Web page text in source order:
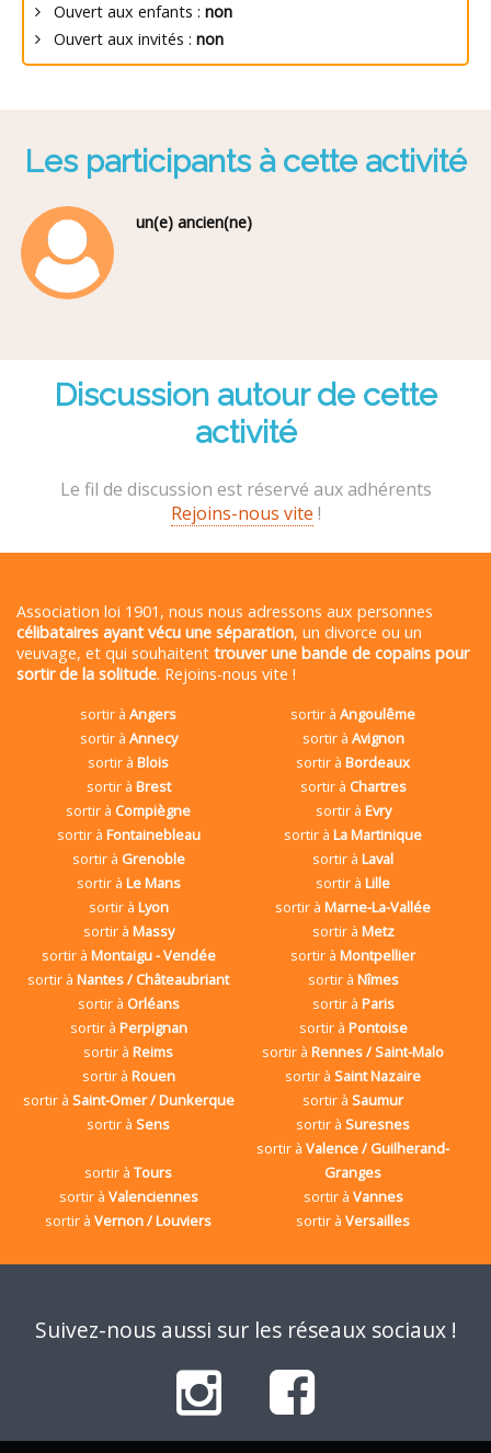
Ouvert aux enfants : non
Ouvert aux invités : non
Les participants à cette activité
un(e) ancien(ne)
Discussion autour de cette
activité
Le fil de discussion est réservé aux adhérents
Rejoins-nous vite !
Association loi 1901, nous nous adressons aux personnes
célibataires ayant vécu une séparation, un divorce ou un
veuvage, et qui souhaitent trouver une bande de copains pour
sortir de la solitude. Rejoins-nous vite !
sortir àAngers sortir àAngoulême
sortir à Annecy sortir à Avignon
sortir àBlois sortir àBordeaux
sortir à Brest sortir à Chartres
sortir à Compiègne sortir à Evry
sortir à Fontainebleau sortir àLa Martinique
sortir à Grenoble sortir àLaval
sortir à Le Mans sortir àLille
sortir à Lyon sortir àMarne-La-Vallée
sortir à Massy sortir à Metz
sortir à Montaigu - Vendée sortir àMontpellier
sortir àNantes / Châteaubriant sortir à Nîmes
sortir à Orléans sortir à Paris
sortir à Perpignan sortir à Pontoise
sortir àReims sortir àRennes / Saint-Malo
sortir à Rouen sortir àSaint Nazaire
sortir à Saint-Omer / Dunkerque sortir àSaumur
sortir àSens sortir àSuresnes
sortir àTours
sortir àValence / Guilherand-
Granges
sortir à Valenciennes sortir à Vannes
sortir àVernon / Louviers sortir àVersailles
Suivez-nous aussi sur les réseaux sociaux !